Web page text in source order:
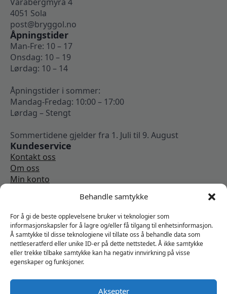
Behandle samtykke
For å gi de beste opplevelsene bruker vi teknologier som
informasjonskapsler for å lagre og/eller få tilgang til enhetsinformasjon.
Å samtykke til disse teknologiene vil tillate oss å behandle data som
nettleseratferd eller unike ID-er på dette nettstedet. Å ikke samtykke
eller trekke tilbake samtykke kan ha negativ innvirkning på visse
egenskaper og funksjoner.
Aksepter
4051 Sola
post@bryggol.no
Åpningstider
Man-Fre: 10 – 17
Onsdag: 10 – 19
Lørdag: 10 – 14
Åpningstider i sommer:
Mandag-Fredag: 10:00 – 17:00
Lørdag – Stengt
Sommertidene gjelder fra 1. Juli til 9. August
Kundeservice
Kontakt oss
Om oss
Min konto
Vi er sosiale